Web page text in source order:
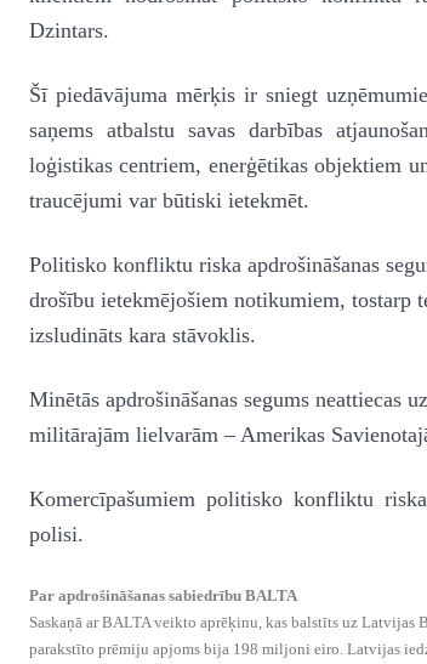
Dzintars.
Šī piedāvājuma mērķis ir sniegt
saņems atbalstu savas darbības
loģistikas centriem, enerģētikas objektiem
traucējumi var būtiski ietekmēt.
Politisko konfliktu riska apdrošināšanas
drošību ietekmējošiem notikumiem, tostarp
izsludināts kara stāvoklis.
Minētās apdrošināšanas segums neattiecas
militārajām lielvarām – Amerikas
Komercīpašumiem politisko konfliktu
polisi.
Par apdrošināšanas sabiedrību BALTA
Saskaņā ar BALTA veikto aprēķinu, kas balstīts uz Latvijas
parakstīto prēmiju apjoms bija 198 miljoni eiro. Latvijas